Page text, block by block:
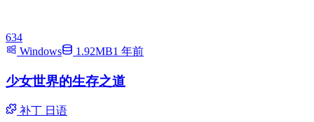
634
Windows
1.92MB1 年前
少女世界的生存之道
补丁 日语